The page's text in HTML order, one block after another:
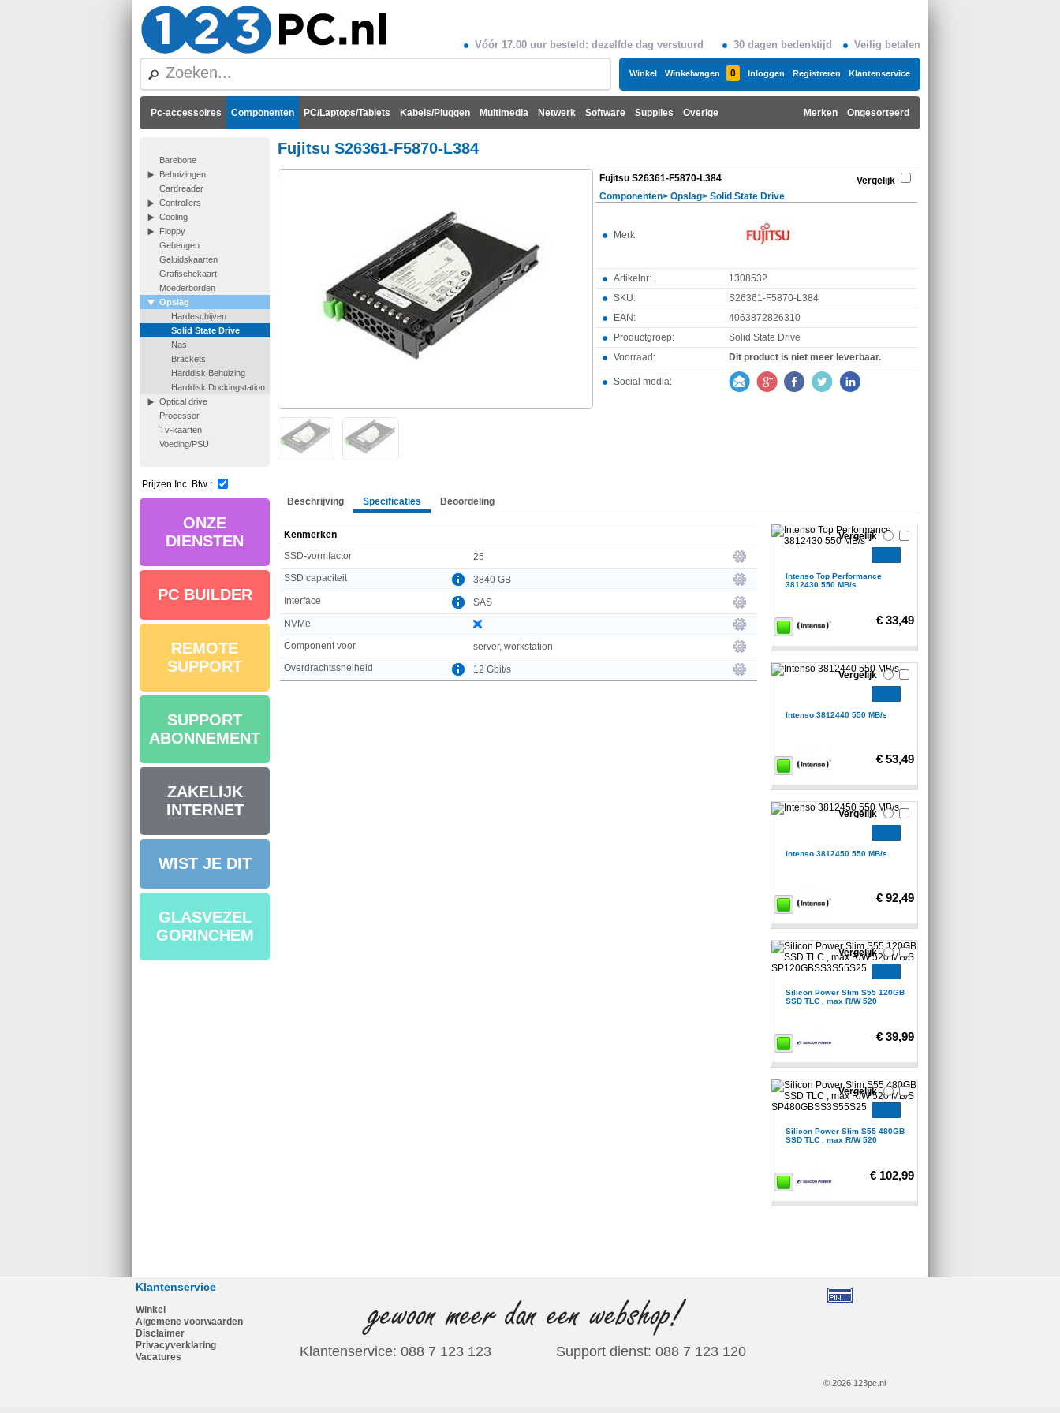
Vóór 17.00 uur besteld: dezelfde dag verstuurd 30 dagen bedenktijd Veilig betalen
Winkel Winkelwagen 0 Inloggen Registreren Klantenservice
Pc-accessoires Componenten PC/Laptops/Tablets Kabels/Pluggen Multimedia Netwerk Software Supplies Overige Ongesorteerd
Merken
Barebone
Behuizingen
Cardreader
Controllers
Cooling
Floppy
Geheugen
Geluidskaarten
Grafischekaart
Moederborden
Opslag
Hardeschijven
Solid State Drive
Nas
Brackets
Harddisk Behuizing
Harddisk Dockingstation
Optical drive
Processor
Tv-kaarten
Voeding/PSU
Prijzen Inc. Btw :
ONZE
DIENSTEN
PC BUILDER
REMOTE
SUPPORT
SUPPORT
ABONNEMENT
ZAKELIJK
INTERNET
WIST JE DIT
GLASVEZEL
GORINCHEM
Fujitsu S26361-F5870-L384
Fujitsu S26361-F5870-L384
Vergelijk
Componenten> Opslag> Solid State Drive
Merk:
Artikelnr:
1308532
SKU:
S26361-F5870-L384
EAN:
4063872826310
Productgroep:
Solid State Drive
Voorraad:
Dit product is niet meer leverbaar.
Social media:
Beschrijving Specificaties Beoordeling
Kenmerken
SSD-vormfactor
25
SSD capaciteit
3840 GB
Interface
SAS
NVMe
Component voor
server, workstation
Overdrachtssnelheid
12 Gbit/s
Intenso Top Performance
3812430 550 MB/s
€ 33,49
Vergelijk
Intenso 3812440 550 MB/s
€ 53,49
Vergelijk
Intenso 3812450 550 MB/s
€ 92,49
Vergelijk
Silicon Power Slim S55 120GB
SSD TLC , max R/W 520
€ 39,99
Vergelijk
Silicon Power Slim S55 480GB
SSD TLC , max R/W 520
€ 102,99
Vergelijk
Klantenservice
Winkel
Algemene voorwaarden
Disclaimer
Privacyverklaring
Vacatures
Klantenservice: 088 7 123 123 Support dienst: 088 7 123 120
© 2026 123pc.nl